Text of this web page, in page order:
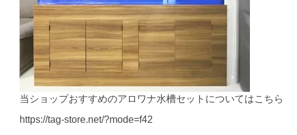
当ショップおすすめのアロワナ水槽セットについてはこちら
https://tag-store.net/?mode=f42